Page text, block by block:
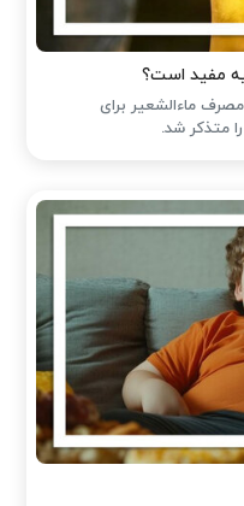
مفید است؟
ماءالشعیر برای
متذکر شد.